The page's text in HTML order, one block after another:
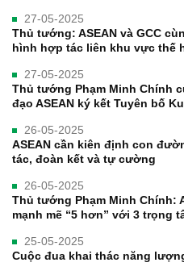
27-05-2025
Thủ tướng: ASEAN và GCC
hình hợp tác liên khu vực thế
27-05-2025
Thủ tướng Phạm Minh Chính
đạo ASEAN ký kết Tuyên bố
26-05-2025
ASEAN cần kiên định con
tác, đoàn kết và tự cường
26-05-2025
Thủ tướng Phạm Minh Chính:
mạnh mẽ “5 hơn” với 3 trọng
25-05-2025
Cuộc đua khai thác năng